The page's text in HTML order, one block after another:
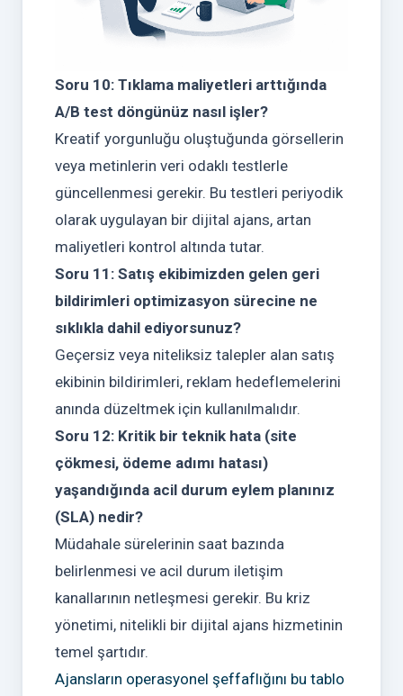
Soru 10: Tıklama maliyetleri arttığında
A/B test döngünüz nasıl işler?
Kreatif yorgunluğu oluştuğunda görsellerin
veya metinlerin veri odaklı testlerle
güncellenmesi gerekir. Bu testleri periyodik
olarak uygulayan bir dijital ajans, artan
maliyetleri kontrol altında tutar.
Soru 11: Satış ekibimizden gelen geri
bildirimleri optimizasyon sürecine ne
sıklıkla dahil ediyorsunuz?
Geçersiz veya niteliksiz talepler alan satış
ekibinin bildirimleri, reklam hedeflemelerini
anında düzeltmek için kullanılmalıdır.
Soru 12: Kritik bir teknik hata (site
çökmesi, ödeme adımı hatası)
yaşandığında acil durum eylem planınız
(SLA) nedir?
Müdahale sürelerinin saat bazında
belirlenmesi ve acil durum iletişim
kanallarının netleşmesi gerekir. Bu kriz
yönetimi, nitelikli bir dijital ajans hizmetinin
temel şartıdır.
Ajansların operasyonel şeffaflığını bu tablo